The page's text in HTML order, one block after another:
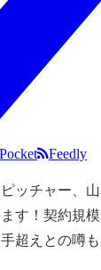
Pocket Feedly
ッチャー、
す！契約規
超えとの噂も